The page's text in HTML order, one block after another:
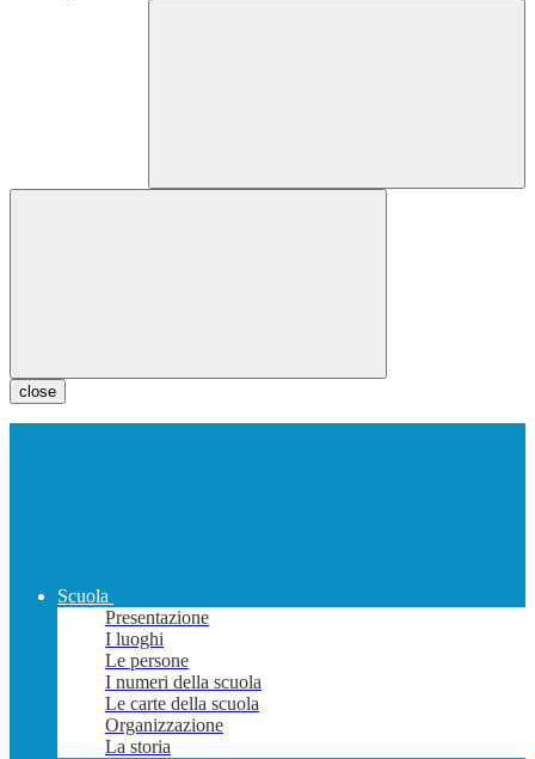
close
Scuola
Presentazione
I luoghi
Le persone
I numeri della scuola
Le carte della scuola
Organizzazione
La storia